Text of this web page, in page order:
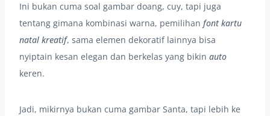
Ini bukan cuma soal gambar doang, cuy, tapi juga
tentang gimana kombinasi warna, pemilihan font kartu
natal kreatif, sama elemen dekoratif lainnya bisa
nyiptain kesan elegan dan berkelas yang bikin auto
keren.
Jadi, mikirnya bukan cuma gambar Santa, tapi lebih ke